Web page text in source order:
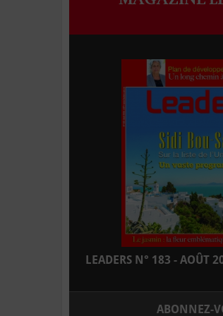
LEADERS N° 183 - AOÛT
ABONNEZ-